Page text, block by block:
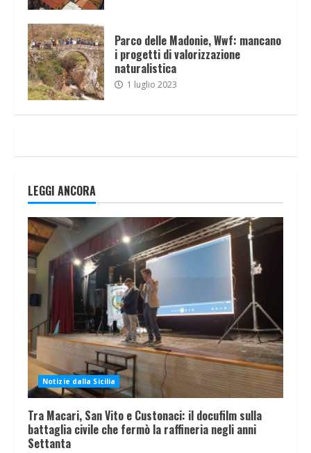
Parco delle Madonie, Wwf: mancano
i progetti di valorizzazione
naturalistica
1 luglio 2023
LEGGI ANCORA
Notizie dalla Sicilia
Tra Macari, San Vito e Custonaci: il docufilm sulla
battaglia civile che fermò la raffineria negli anni
Settanta